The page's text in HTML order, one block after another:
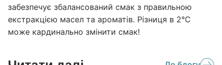
забезпечує збалансований смак з правильною
екстракцією масел та ароматів. Різниця в 2°C
може кардинально змінити смак!